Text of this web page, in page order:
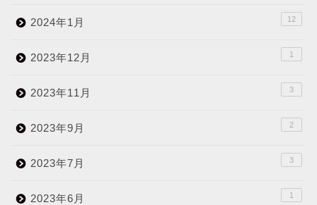
2024年1月 12
2023年12月 1
2023年11月 3
2023年9月 2
2023年7月 3
2023年6月 1